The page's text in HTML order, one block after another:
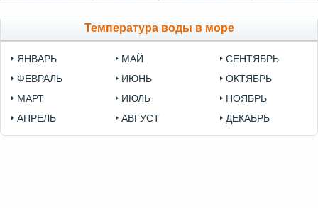
Температура воды в море
ЯНВАРЬ
ФЕВРАЛЬ
МАРТ
АПРЕЛЬ
МАЙ
ИЮНЬ
ИЮЛЬ
АВГУСТ
СЕНТЯБРЬ
ОКТЯБРЬ
НОЯБРЬ
ДЕКАБРЬ